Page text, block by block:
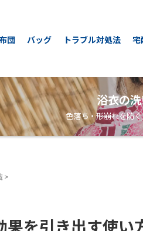
団 バッグ トラブル対処法 宅
浴衣の
色落ち・形崩れを防
>
を引き出す使い